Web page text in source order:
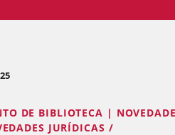
DE BIBLIOTECA |
JURÍDICAS /